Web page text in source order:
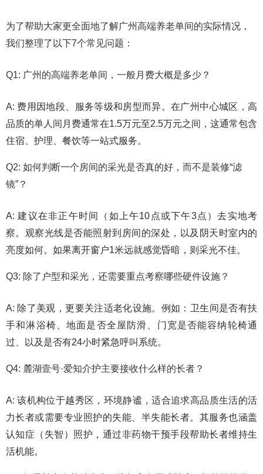
为了帮助大家更全面地了解广州高端养老单间的实际情况，
我们整理了以下7个常见问题：
Q1: 广州的高端养老单间，一般月费大概是多少？
A: 费用因地段、服务等级和房型而异。在广州中心城区，高
品质的单人间月费通常在1.5万元至2.5万元之间，这通常包含
住宿、护理、餐饮等一站式服务。
Q2: 如何判断一个房间的采光是否真的好，而不是装修“滤
镜”？
A: 建议在非正午时间（如上午10点或下午3点）去实地考
察。观察光线是否能照射到房间的深处，以及阴天时室内的
亮度如何。如果离开窗户1米远就感觉昏暗，则采光不佳。
Q3: 除了户型和采光，还需要重点考察哪些硬件设施？
A: 除了美观，更要关注适老化设施。例如：卫生间是否有扶
手和淋浴椅、地面是否全屋防滑、门宽是否能容纳轮椅通
过、以及是否有24小时紧急呼叫系统。
Q4: 麓湖壹号·爱知介护主要接收什么样的长者？
A: 该机构位于越秀区，环境静谧，适合追求高品质生活的活
力长者或需要专业照护的失能、半失能长者。其服务也涵盖
认知症（失智）照护，通过非药物干预手段帮助长者维持生
活机能。